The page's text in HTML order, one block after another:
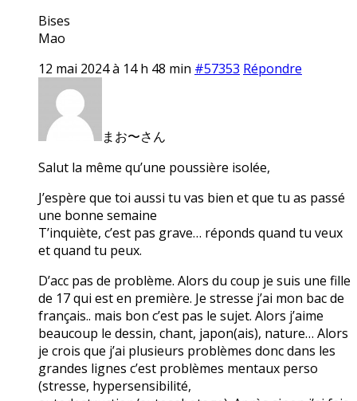
Bises
Mao
12 mai 2024 à 14 h 48 min #57353 Répondre
まお〜さん
Salut la même qu’une poussière isolée,
J’espère que toi aussi tu vas bien et que tu as passé
une bonne semaine
T’inquiète, c’est pas grave… réponds quand tu veux
et quand tu peux.
D’acc pas de problème. Alors du coup je suis une fille
de 17 qui est en première. Je stresse j’ai mon bac de
français.. mais bon c’est pas le sujet. Alors j’aime
beaucoup le dessin, chant, japon(ais), nature… Alors
je crois que j’ai plusieurs problèmes donc dans les
grandes lignes c’est problèmes mentaux perso
(stresse, hypersensibilité,